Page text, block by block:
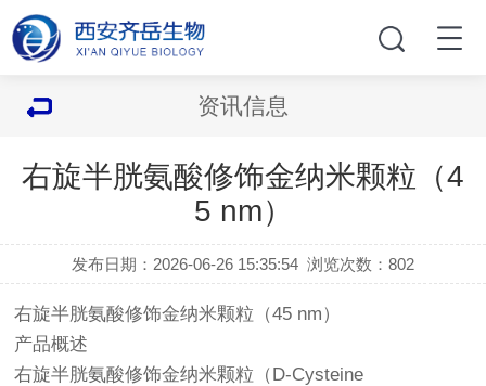
资讯信息
右旋半胱氨酸修饰金纳米颗粒（4
5 nm）
发布日期：2026-06-26 15:35:54 浏览次数：802
右旋半胱氨酸修饰金纳米颗粒（45 nm）
产品概述
右旋半胱氨酸修饰金纳米颗粒（D-Cysteine